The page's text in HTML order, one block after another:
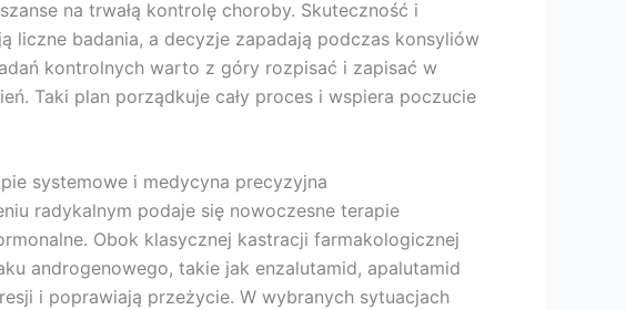
na trwałą kontrolę choroby. Skuteczność i
liczne badania, a decyzje zapadają podczas konsyliów
kontrolnych warto z góry rozpisać i zapisać w
Taki plan porządkuje cały proces i wspiera poczucie
systemowe i medycyna precyzyjna
radykalnym podaje się nowoczesne terapie
Obok klasycznej kastracji farmakologicznej
androgenowego, takie jak enzalutamid, apalutamid
i poprawiają przeżycie. W wybranych sytuacjach